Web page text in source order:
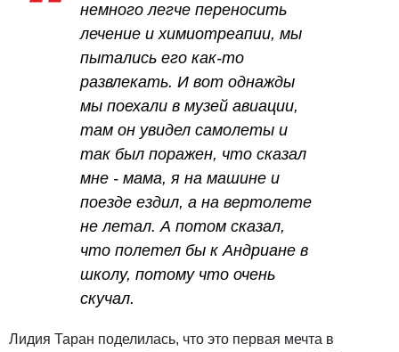
немного легче переносить
лечение и химиотреапии, мы
пытались его как-то
развлекать. И вот однажды
мы поехали в музей авиации,
там он увидел самолеты и
так был поражен, что сказал
мне - мама, я на машине и
поезде ездил, а на вертолете
не летал. А потом сказал,
что полетел бы к Андриане в
школу, потому что очень
скучал.
Лидия Таран поделилась, что это первая мечта в